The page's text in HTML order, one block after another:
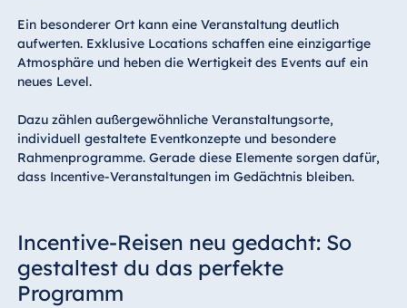
Ein besonderer Ort kann eine Veranstaltung deutlich
aufwerten. Exklusive Locations schaffen eine einzigartige
Atmosphäre und heben die Wertigkeit des Events auf ein
neues Level.
Dazu zählen außergewöhnliche Veranstaltungsorte,
individuell gestaltete Eventkonzepte und besondere
Rahmenprogramme. Gerade diese Elemente sorgen dafür,
dass Incentive-Veranstaltungen im Gedächtnis bleiben.
Incentive-Reisen neu gedacht: So
gestaltest du das perfekte
Programm